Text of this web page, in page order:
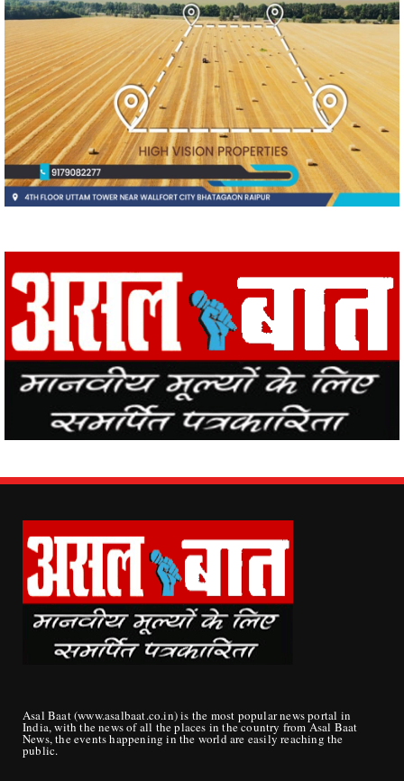
Asal Baat (www.asalbaat.co.in) is the most popular news portal in
India, with the news of all the places in the country from Asal Baat
News, the events happening in the world are easily reaching the
public.